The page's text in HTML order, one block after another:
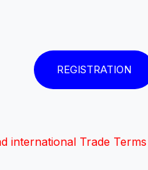
REGISTRATION
international Trade Terms